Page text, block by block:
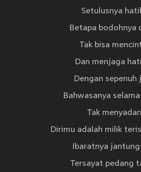
Setulusnya
Betapa bodohnya
Tak bisa
Dan menjaga
Dengan sepenuh
Bahwasanya
Tak menyadari
Dirimu adalah milik
Ibaratnya
Tersayat pedang